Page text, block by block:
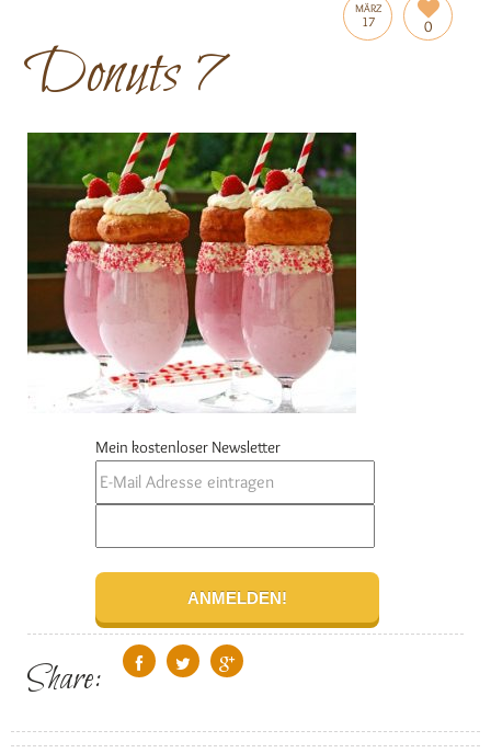
MÄRZ
17 0
Donuts 7
Mein kostenloser Newsletter
Share: